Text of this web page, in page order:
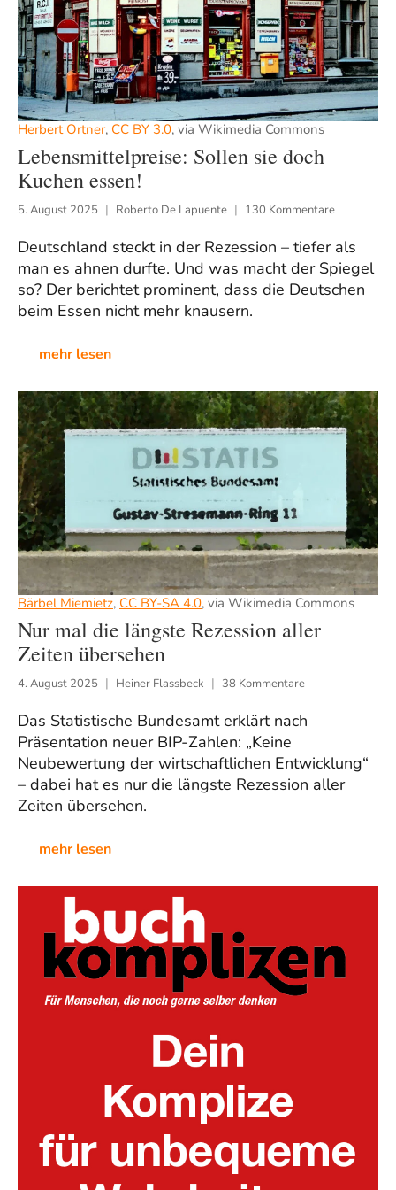
Herbert Ortner, CC BY 3.0, via Wikimedia Commons
Lebensmittelpreise: Sollen sie doch
Kuchen essen!
5. August 2025 Roberto De Lapuente 130 Kommentare
Deutschland steckt in der Rezession – tiefer als
man es ahnen durfte. Und was macht der Spiegel
so? Der berichtet prominent, dass die Deutschen
beim Essen nicht mehr knausern.
mehr lesen
Bärbel Miemietz, CC BY-SA 4.0, via Wikimedia Commons
Nur mal die längste Rezession aller
Zeiten übersehen
4. August 2025 Heiner Flassbeck 38 Kommentare
Das Statistische Bundesamt erklärt nach
Präsentation neuer BIP-Zahlen: „Keine
Neubewertung der wirtschaftlichen Entwicklung“
– dabei hat es nur die längste Rezession aller
Zeiten übersehen.
mehr lesen